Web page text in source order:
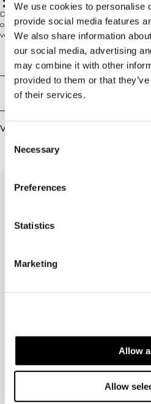
We use cookies to personalise
provide social media features
We also share information
our social media, advertising
may combine it with other
provided to them or that
of their services.
Selection
Necessary
Preferences
Statistics
Marketing
Allow
Allow
Zakken met ritsen
Deze fleece trainingsjack maakt deel uit
ontworpen voor het dragen in lagen en
volledige lengte aan de voorkant, zakken
warmte zonder bewegingsvrijheid te
polyester-spandex mix is het een
trainingssessies of dagelijks actief gebruik.
Technische aspecten
Bezorging en retouren
Vergelijkbare producten